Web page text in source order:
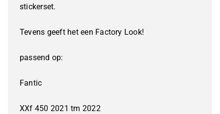
stickerset.
Tevens geeft het een Factory Look!
passend op:
Fantic
XXf 450 2021 tm 2022